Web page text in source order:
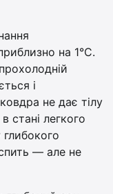
на 1°C.
і
не дає тілу
стані легкого
— але не